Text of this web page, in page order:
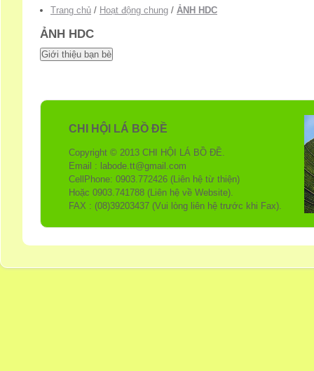
Trang chủ / Hoạt động chung / ẢNH HDC
ẢNH HDC
CHI HỘI LÁ BỒ ĐỀ
Copyright © 2013 CHI HỘI LÁ BỒ ĐỀ.
Email : labode.tt@gmail.com
CellPhone: 0903.772426 (Liên hệ từ thiện)
Hoặc 0903.741788 (Liên hệ về Website).
FAX : (08)39203437 (Vui lòng liên hệ trước khi Fax).